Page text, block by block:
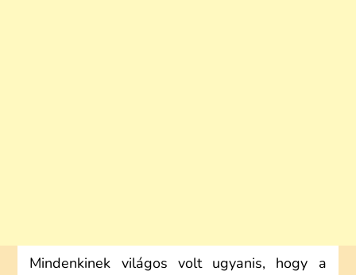
Mindenkinek világos volt ugyanis, hogy a